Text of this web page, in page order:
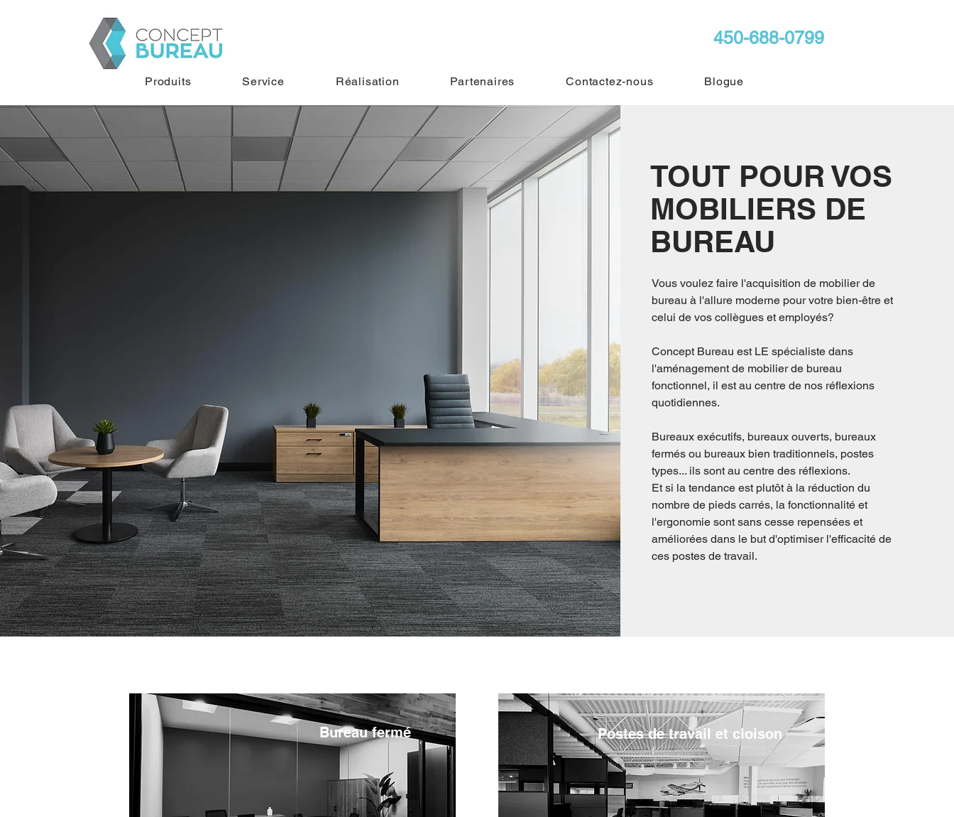
450-688-0799
Produits Service Réalisation Partenaires Contactez-nous Blogue
TOUT POUR VOS
MOBILIERS DE
BUREAU
Vous voulez faire l'acquisition de mobilier de
bureau à l'allure moderne pour votre bien-être et
celui de vos collègues et employés?
Concept Bureau est LE spécialiste dans
l'aménagement de mobilier de bureau
fonctionnel, il est au centre de nos réflexions
quotidiennes.
Bureaux exécutifs, bureaux ouverts, bureaux
fermés ou bureaux bien traditionnels, postes
types... ils sont au centre des réflexions.
Et si la tendance est plutôt à la réduction du
nombre de pieds carrés, la fonctionnalité et
l'ergonomie sont sans cesse repensées et
améliorées dans le but d'optimiser l'efficacité de
ces postes de travail.
​​Bureau fermé Postes de travail et cloison